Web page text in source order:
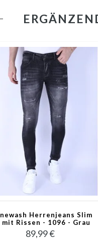
Herrenjeans Slim
Rissen - 1096 - Grau
89,99 €